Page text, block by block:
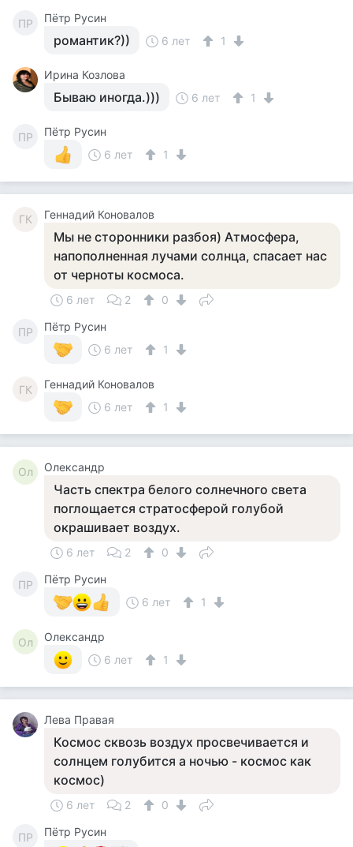
ПР Пётр Русин
романтик?)) 6 лет 1
Ирина Козлова
Бываю иногда.))) 6 лет 1
ПР
Пётр Русин
6 лет
1
ГК Геннадий Коновалов
Мы не сторонники разбоя) Атмосфера,
напополненная лучами солнца, спасает нас
от черноты космоса.
6 лет 2 0
ПР
Пётр Русин
6 лет
1
ГК
Геннадий Коновалов
6 лет
1
Ол Олександр
Часть спектра белого солнечного света
поглощается стратосферой голубой
окрашивает воздух.
6 лет 2 0
ПР
Пётр Русин
6 лет
1
Ол
Олександр
6 лет
1
Лева Правая
Космос сквозь воздух просвечивается и
солнцем голубится а ночью - космос как
космос)
6 лет 2 0
ПР
Пётр Русин